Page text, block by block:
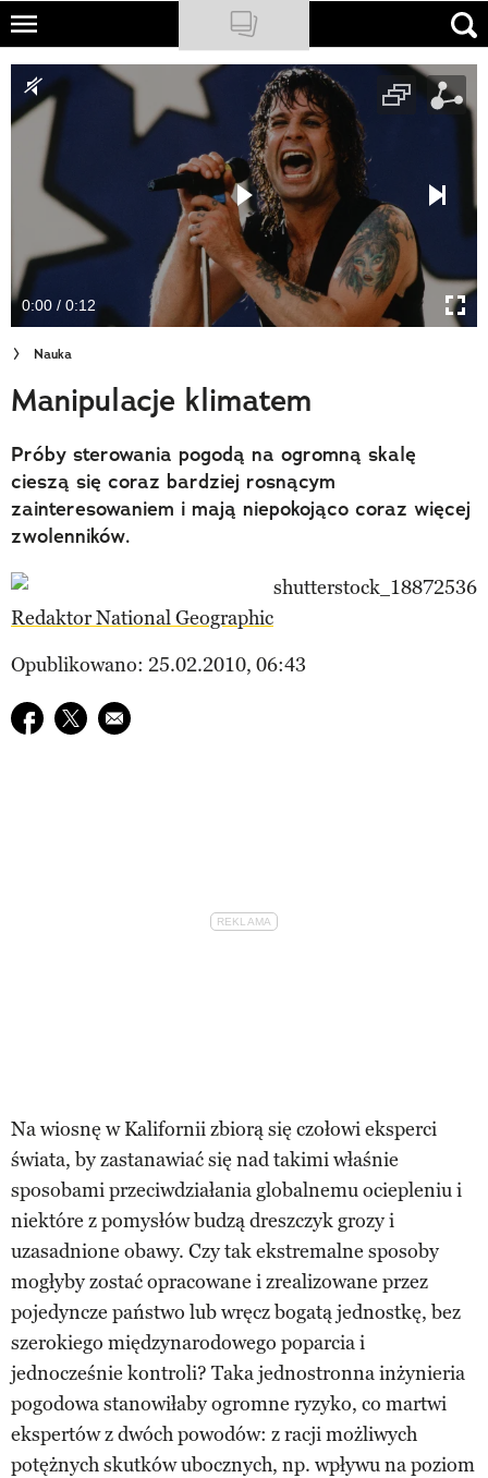
Skip
main
content
NATIONAL GEOGRAPHIC
TRAVELER
PODCASTY
Newsletter
Cuda Polski
Wielki Konkurs Fotograficzny
Trendbook Podróżniczy
Polecane
0:00 / 0:12
Nauka
Manipulacje klimatem
Próby sterowania pogodą na ogromną skalę
cieszą się coraz bardziej rosnącym
zainteresowaniem i mają niepokojąco coraz więcej
zwolenników.
Redaktor National Geographic
Opublikowano: 25.02.2010, 06:43
Udostępnij na facebook
Udostępnij na twitter
E-mail do przyjaciela
Na wiosnę w Kalifornii zbiorą się czołowi eksperci
świata, by zastanawiać się nad takimi właśnie
sposobami przeciwdziałania globalnemu ociepleniu i
niektóre z pomysłów budzą dreszczyk grozy i
uzasadnione obawy. Czy tak ekstremalne sposoby
mogłyby zostać opracowane i zrealizowane przez
pojedyncze państwo lub wręcz bogatą jednostkę, bez
szerokiego międzynarodowego poparcia i
jednocześnie kontroli? Taka jednostronna inżynieria
pogodowa stanowiłaby ogromne ryzyko, co martwi
ekspertów z dwóch powodów: z racji możliwych
potężnych skutków ubocznych, np. wpływu na poziom